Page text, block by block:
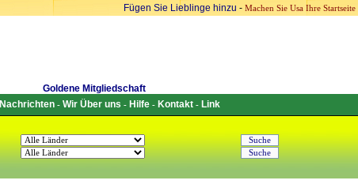
Fügen Sie Lieblinge hinzu - Machen Sie Usa Ihre Startseite
Goldene Mitgliedschaft
Nachrichten- Wir Über uns - Hilfe- Kontakt- Link